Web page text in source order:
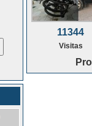
11344
Visitas